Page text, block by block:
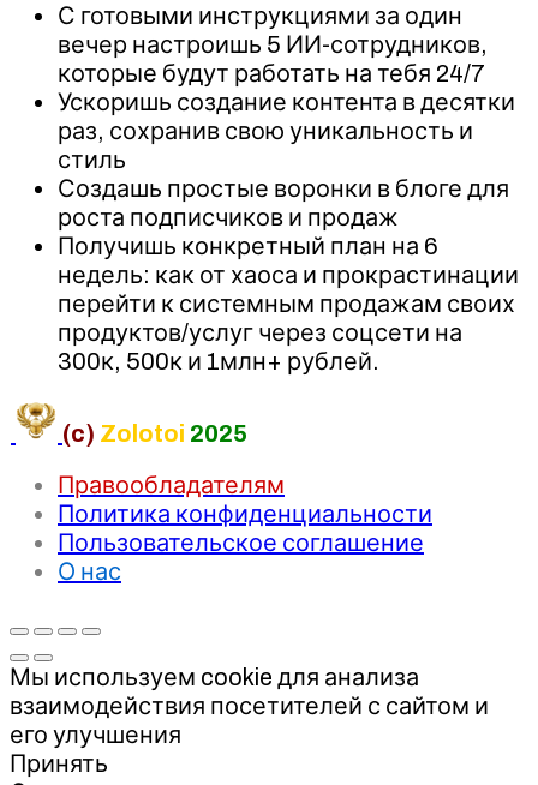
С готовыми инструкциями за один
вечер настроишь 5 ИИ-сотрудников,
которые будут работать на тебя 24/7
Ускоришь создание контента в десятки
раз, сохранив свою уникальность и
стиль
Создашь простые воронки в блоге для
роста подписчиков и продаж
Получишь конкретный план на 6
недель: как от хаоса и прокрастинации
перейти к системным продажам своих
продуктов/услуг через соцсети на
300к, 500к и 1млн+ рублей.
(c) Zolotoi 2025
Правообладателям
Политика конфиденциальности
Пользовательское соглашение
О нас
Мы используем cookie для анализа
взаимодействия посетителей с сайтом и
его улучшения
Принять